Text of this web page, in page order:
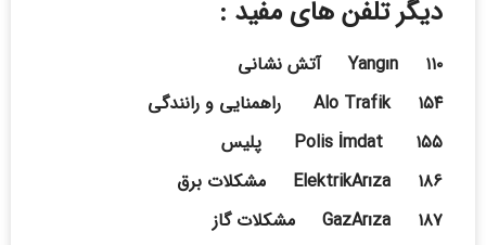
دیگر تلفن های مفید :
Yangın ۱۱۰ آتش نشانی
Alo Trafik ۱۵۴ راهمنایی و رانندگی
Polis İmdat ۱۵۵ پلیس
ElektrikArıza ۱۸۶ مشکلات برق
GazArıza ۱۸۷ مشکلات گاز